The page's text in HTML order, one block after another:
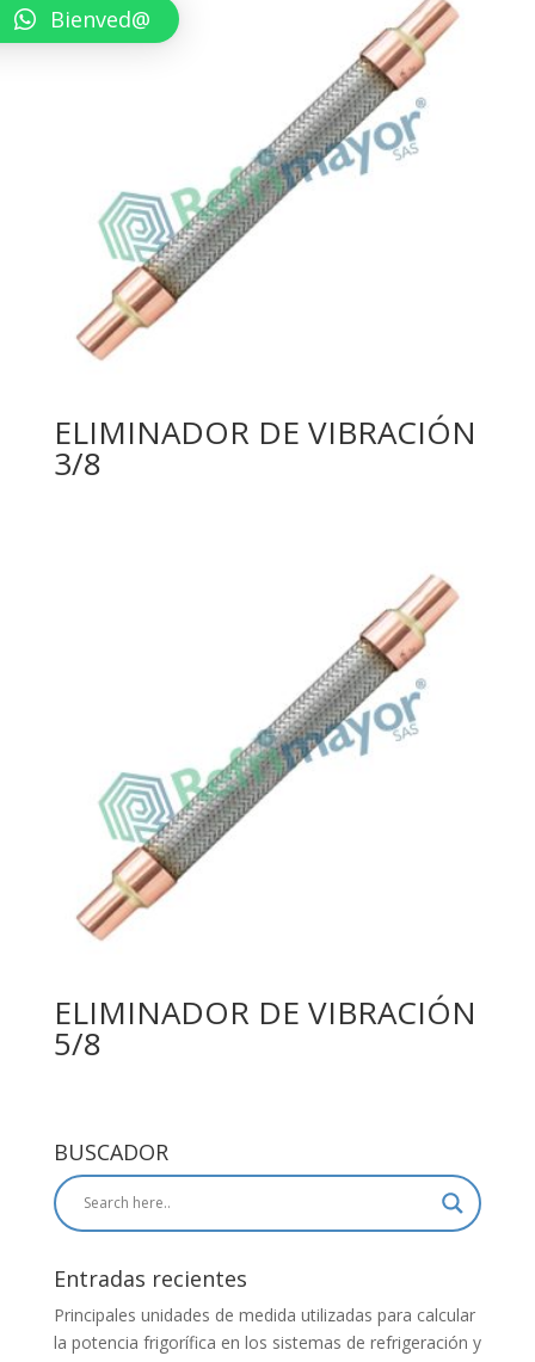
ELIMINADOR DE VIBRACIÓN
3/8
ELIMINADOR DE VIBRACIÓN
5/8
BUSCADOR
Entradas recientes
Principales unidades de medida utilizadas para calcular
la potencia frigorífica en los sistemas de refrigeración y
Bienved@